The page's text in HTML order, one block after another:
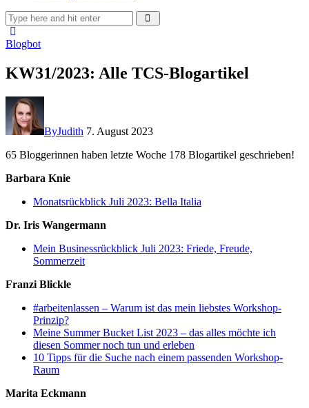
Blogbot
KW31/2023: Alle TCS-Blogartikel
ByJudith 7. August 2023
65 Bloggerinnen haben letzte Woche 178 Blogartikel geschrieben!
Barbara Knie
Monatsrückblick Juli 2023: Bella Italia
Dr. Iris Wangermann
Mein Businessrückblick Juli 2023: Friede, Freude,
Sommerzeit
Franzi Blickle
#arbeitenlassen – Warum ist das mein liebstes Workshop-
Prinzip?
Meine Summer Bucket List 2023 – das alles möchte ich
diesen Sommer noch tun und erleben
10 Tipps für die Suche nach einem passenden Workshop-
Raum
Marita Eckmann